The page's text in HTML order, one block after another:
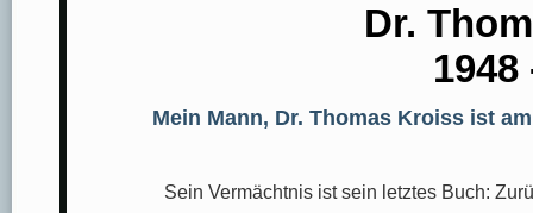
Dr.
1948
Mein Mann, Dr. Thomas Kroiss ist
Sein Vermächtnis ist sein letztes Buch: